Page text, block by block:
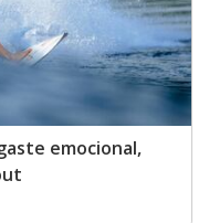
emocional,